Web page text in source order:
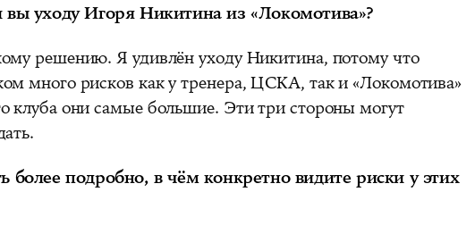
уходу Игоря Никитина из «Локомотива»?
решению. Я удивлён уходу Никитина, потому что
много рисков как у тренера, ЦСКА, так и «Локомотива»
клуба они самые большие. Эти три стороны могут
более подробно, в чём конкретно видите риски у этих